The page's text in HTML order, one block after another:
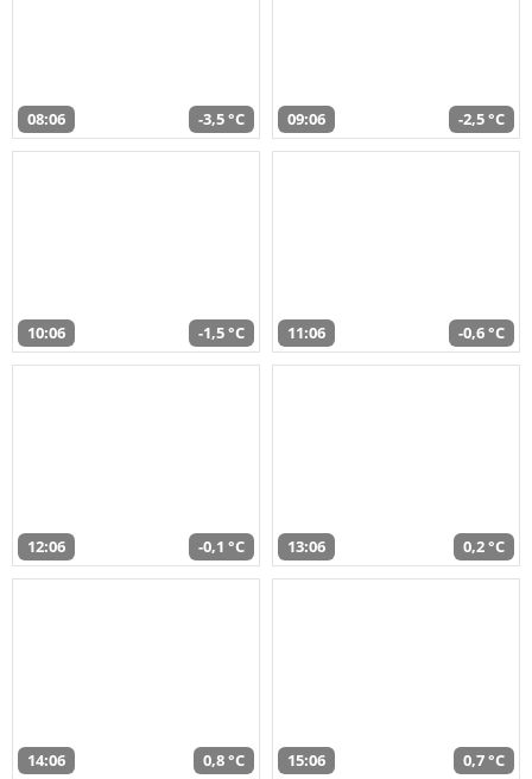
08:06 -3,5 °C 09:06 -2,5 °C
10:06 -1,5 °C 11:06 -0,6 °C
12:06 -0,1 °C 13:06 0,2 °C
14:06 0,8 °C 15:06 0,7 °C